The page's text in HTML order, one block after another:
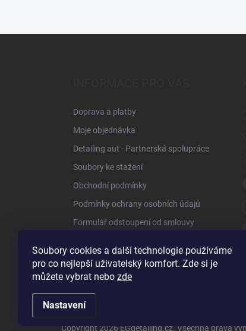
Soubory cookies a další technologie používáme
pro co nejlepší uživatelský komfort. Zde si je
můžete vybrat nebo zde
Nastavení
Doprava a platby
Moje objednávka
Detailing aut - Partnerská spolupráce
Soubory ke stažení
Obchodní podmínky
Podmínky ochrany osobních údajů
Formulář odstoupení od smlouvy
Obchodní zástupci
Kontakty
Copyright 2026 EGdetailing.cz. Všechna práva